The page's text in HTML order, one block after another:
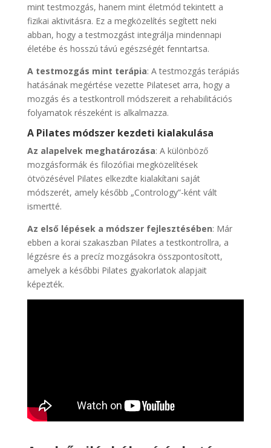
mint testmozgás, hanem mint életmód tekintett a
fizikai aktivitásra. Ez a megközelítés segített neki
abban, hogy a testmozgást integrálja mindennapi
életébe és hosszú távú egészségét fenntartsa.
A testmozgás mint terápia: A testmozgás terápiás
hatásának megértése vezette Pilateset arra, hogy a
mozgás és a testkontroll módszereit a rehabilitációs
folyamatok részeként is alkalmazza.
A Pilates módszer kezdeti kialakulása
Az alapelvek meghatározása: A különböző
mozgásformák és filozófiai megközelítések
ötvözésével Pilates elkezdte kialakítani saját
módszerét, amely később „Contrology”-ként vált
ismertté.
Az első lépések a módszer fejlesztésében: Már
ebben a korai szakaszban Pilates a testkontrollra, a
légzésre és a precíz mozgásokra összpontosított,
amelyek a későbbi Pilates gyakorlatok alapjait
képezték.